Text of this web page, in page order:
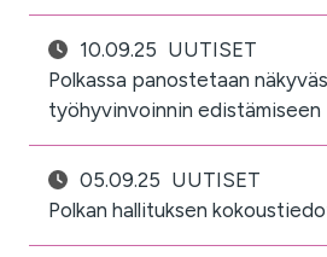
10.09.25 UUTISET
Polkassa panostetaan
työhyvinvoinnin edistämiseen
05.09.25 UUTISET
Polkan hallituksen